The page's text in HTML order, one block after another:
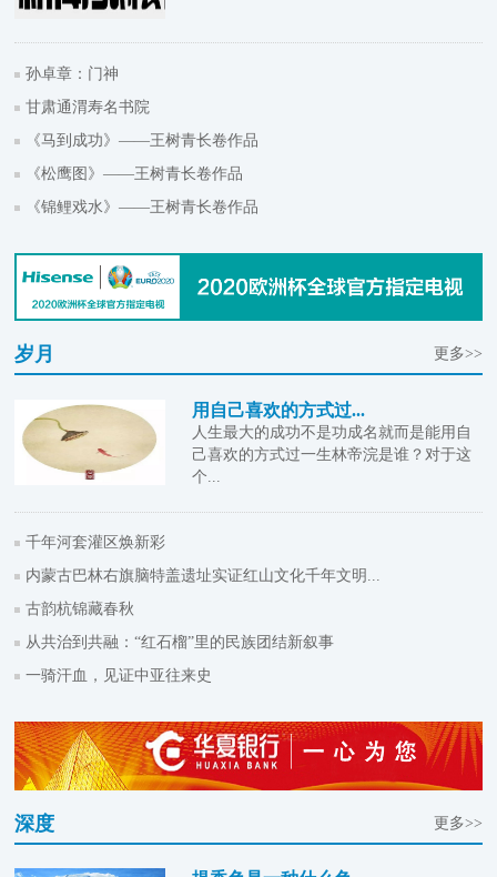
孙卓章：门神
甘肃通渭寿名书院
《马到成功》——王树青长卷作品
《松鹰图》——王树青长卷作品
《锦鲤戏水》——王树青长卷作品
岁月 更多>>
用自己喜欢的方式过...
人生最大的成功不是功成名就而是能用自
己喜欢的方式过一生林帝浣是谁？对于这
个...
千年河套灌区焕新彩
内蒙古巴林右旗脑特盖遗址实证红山文化千年文明...
古韵杭锦藏春秋
从共治到共融：“红石榴”里的民族团结新叙事
一骑汗血，见证中亚往来史
深度 更多>>